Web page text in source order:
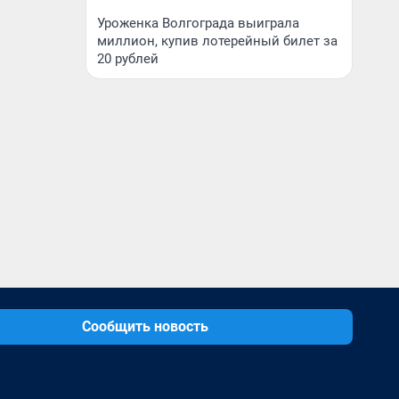
Уроженка Волгограда выиграла
миллион, купив лотерейный билет за
20 рублей
Сообщить новость